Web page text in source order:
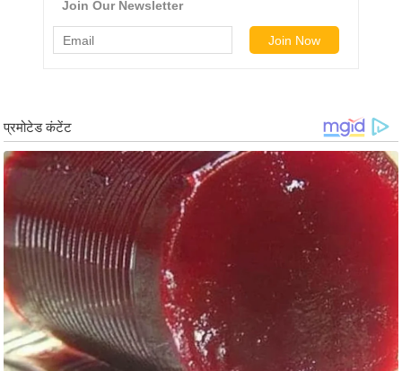
ल्म
स
मी
B
r
e
a
k
i
n